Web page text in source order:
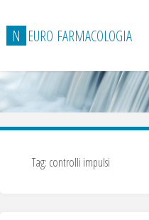
contenuto
N EURO FARMACOLOGIA
Tag: controlli impulsi